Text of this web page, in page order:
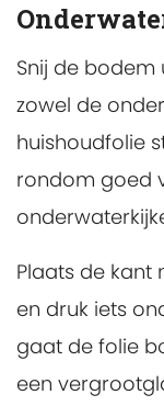
Snij de
zowel de
huishoudfolie
rondom goed
Plaats de
en druk iets
gaat de folie
een